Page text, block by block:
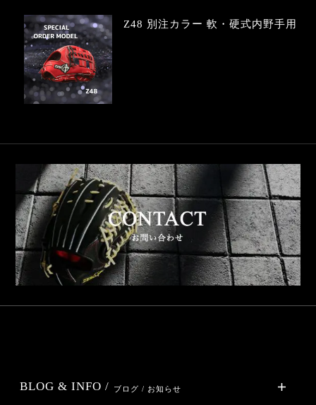
Z48 別注カラー 軟・硬式内野手用
BLOG & INFO / ブログ / お知らせ